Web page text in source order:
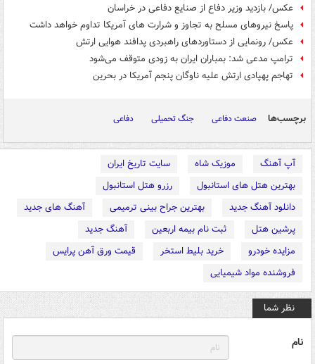
عکس/ بازدید وزیر دفاع از صنایع دفاعی در خراسان
پاسخ نیروهای مسلح به تجاوز و شرارت های آمریکا تداوم خواهد داشت
عکس/ رونمایی از دستاوردهای راهبردی پدافند هوایی ارتش
ترامپ مدعی شد: بمباران ایران به زودی متوقف می‌شود
تهاجم پهپادی ارتش علیه ناوگان پنجم آمریکا در بحرین
برچسب‌ها صنعت دفاعی جنگ تحمیلی دفاعی
آپ آهنگ موزیک شاه
سایت تاریخ ایران
بهترین هتل های استانبول
رزرو هتل استانبول
دانلود آهنگ جدید
بهترین جراح بینی ترمیمی
آهنگ های جدید
پرشین هتل
ثبت نام بیمه اربعین
آهنگ جدید
مزایده خودرو
خرید بلیط استخر
قیمت ورق آهن پرایس
فروشنده مواد شیمیایی
نظر شما
نام